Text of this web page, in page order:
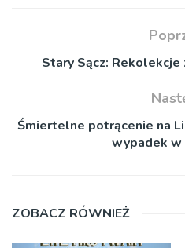
Stary Sącz: Rekolekcje
Śmiertelne potrącenie na
wypadek w
ZOBACZ RÓWNIEŻ